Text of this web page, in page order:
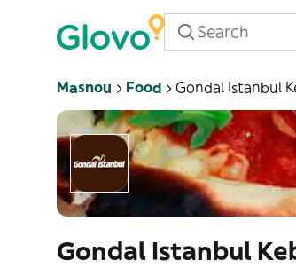
Masnou Food Gondal Istanbul
Gondal Istanbul